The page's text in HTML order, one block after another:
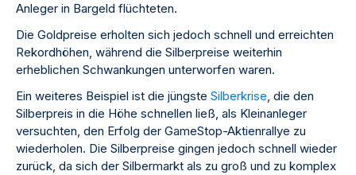
Anleger in Bargeld flüchteten.
Die Goldpreise erholten sich jedoch schnell und erreichten
Rekordhöhen, während die Silberpreise weiterhin
erheblichen Schwankungen unterworfen waren.
Ein weiteres Beispiel ist die jüngste Silberkrise, die den
Silberpreis in die Höhe schnellen ließ, als Kleinanleger
versuchten, den Erfolg der GameStop-Aktienrallye zu
wiederholen. Die Silberpreise gingen jedoch schnell wieder
zurück, da sich der Silbermarkt als zu groß und zu komplex